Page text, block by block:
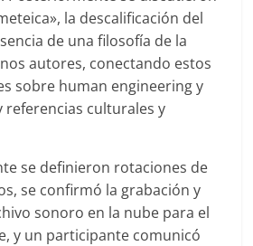
la descalificación del
de una filosofía de la
autores, conectando estos
sobre human engineering y
culturales y
se definieron rotaciones de
se confirmó la grabación y
sonoro en la nube para el
y un participante comunicó